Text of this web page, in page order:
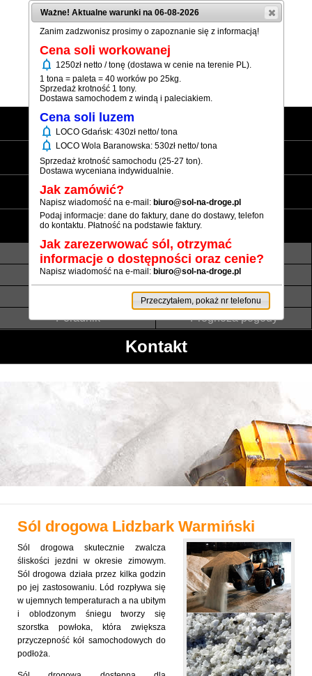
Pokaż numer
Strona główna
Sól workowana
Sól luzem
Informacje
Transport luzem
Termin realizacji
Płatność
Atesty i referencje
Poradnik
Prognoza pogody
Kontakt
Sól drogowa Lidzbark Warmiński
Sól drogowa skutecznie zwalcza
śliskości jezdni w okresie zimowym.
Sól drogowa działa przez kilka godzin
po jej zastosowaniu. Lód rozpływa się
w ujemnych temperaturach a na ubitym
i oblodzonym śniegu tworzy się
szorstka powłoka, która zwiększa
przyczepność kół samochodowych do
podłoża.
Ważne! Aktualne warunki na 06-08-2026
Zanim zadzwonisz prosimy o zapoznanie się z informacją!
Cena soli workowanej
notifications 1250zł netto / tonę (dostawa w cenie na terenie PL).
1 tona = paleta = 40 worków po 25kg.
Sprzedaż krotność 1 tony.
Dostawa samochodem z windą i paleciakiem.
Cena soli luzem
notifications LOCO Gdańsk: 430zł netto/ tona
notifications LOCO Wola Baranowska: 530zł netto/ tona
Sprzedaż krotność samochodu (25-27 ton).
Dostawa wyceniana indywidualnie.
Jak zamówić?
Napisz wiadomość na e-mail: biuro@sol-na-droge.pl
Podaj informacje: dane do faktury, dane do dostawy, telefon
do kontaktu. Płatność na podstawie faktury.
Jak zarezerwować sól, otrzymać
informacje o dostępności oraz cenie?
Napisz wiadomość na e-mail: biuro@sol-na-droge.pl
Przeczytałem, pokaż nr telefonu